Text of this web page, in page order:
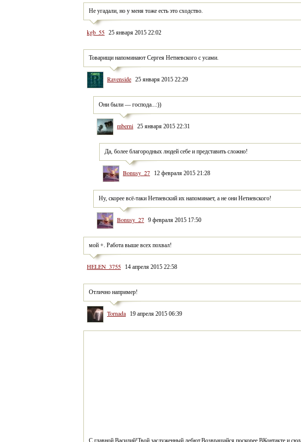
Не угадали, но у меня тоже есть это сходство.
kgb_55 25 января 2015 22:02
Товарищи напоминают Сергея Нетиевского с усами.
Ravenside 25 января 2015 22:29
Они были — господа...:))
mberni 25 января 2015 22:31
Да, более благородных людей себе и представить сложно!
Bonusy_27 12 февраля 2015 21:28
Ну, скорее всё-таки Нетиевский их напоминает, а не они Нетиевского!
Bonusy_27 9 февраля 2015 17:50
мой +. Работа выше всех похвал!
HELEN_3755 14 апреля 2015 22:58
Отлично например!
Tornada 19 апреля 2015 06:39
С главной,Василий!Твой заслуженный дебют.Возвращайся поскорее ВКонтакте и